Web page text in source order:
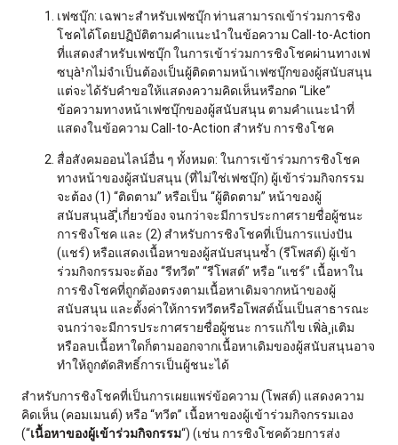
เฟซบุ๊ก: เฉพาะสำหรับเฟซบุ๊ก ท่านสามารถเข้าร่วมการชิง
โชคได้โดยปฏิบัติตามคำแนะนำในข้อความ Call-to-Action
ที่แสดงสำหรับเฟซบุ๊ก ในการเข้าร่วมการชิงโชคผ่านทางเฟ
ซบุà¹กไม่จำเป็นต้องเป็นผู้ติดตามหน้าเฟซบุ๊กของผู้สนับสนุน
แต่จะได้รับคำขอให้แสดงความคิดเห็นหรือกด “Like”
ข้อความทางหน้าเฟซบุ๊กของผู้สนับสนุน ตามคำแนะนำที่
แสดงในข้อความ Call-to-Action สำหรับ การชิงโชค
สื่อสังคมออนไลน์อื่น ๆ ทั้งหมด: ในการเข้าร่วมการชิงโชค
ทางหน้าของผู้สนับสนุน (ที่ไม่ใช่เฟซบุ๊ก) ผู้เข้าร่วมกิจกรรม
จะต้อง (1) “ติดตาม” หรือเป็น “ผู้ติดตาม” หน้าของผู้
สนับสนุนà¸ี่เกี่ยวข้อง จนกว่าจะมีการประกาศรายชื่อผู้ชนะ
การชิงโชค และ (2) สำหรับการชิงโชคที่เป็นการแบ่งปัน
(แชร์) หรือแสดงเนื้อหาของผู้สนับสนุนซ้ำ (รีโพสต์) ผู้เข้า
ร่วมกิจกรรมจะต้อง “รีทวีต” “รีโพสต์” หรือ “แชร์” เนื้อหาใน
การชิงโชคที่ถูกต้องตรงตามเนื้อหาเดิมจากหน้าของผู้
สนับสนุน และตั้งค่าให้การทวีตหรือโพสต์นั้นเป็นสาธารณะ
จนกว่าจะมีการประกาศรายชื่อผู้ชนะ การแก้ไข เพิ่à¸¡เติม
หรือลบเนื้อหาใดก็ตามออกจากเนื้อหาเดิมของผู้สนับสนุนอาจ
ทำให้ถูกตัดสิทธิ์การเป็นผู้ชนะได้
สำหรับการชิงโชคที่เป็นการเผยแพร่ข้อความ (โพสต์) แสดงความ
คิดเห็น (คอมเมนต์) หรือ “ทวีต” เนื้อหาของผู้เข้าร่วมกิจกรรมเอง
(“เนื้อหาของผู้เข้าร่วมกิจกรรม“) (เช่น การชิงโชคด้วยการส่ง